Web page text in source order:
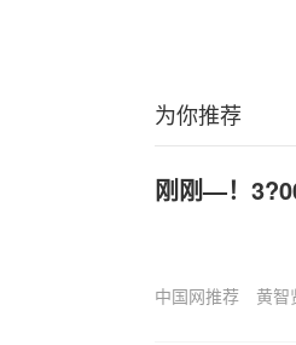
为你推荐
刚刚—！
中国网推荐 黄智